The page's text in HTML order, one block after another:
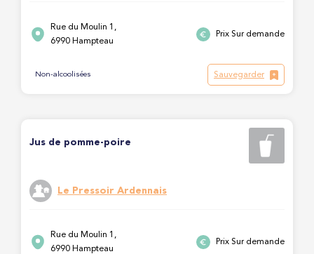
Rue du Moulin 1,
6990 Hampteau
Prix Sur demande
Non-alcoolisées Sauvegarder
Jus de pomme-poire
Le Pressoir Ardennais
Rue du Moulin 1,
6990 Hampteau
Prix Sur demande